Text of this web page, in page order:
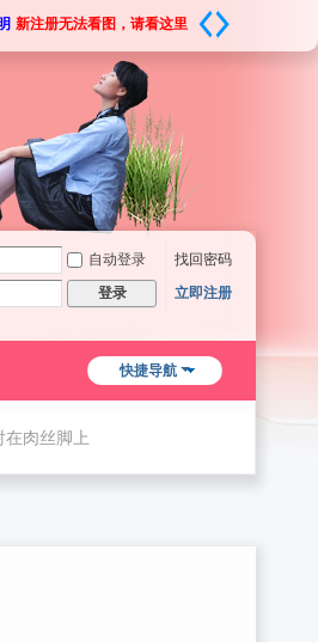
新注册无法看图，请看这里
自动登录
找回密码
登录 立即注册
快捷导航
在肉丝脚上